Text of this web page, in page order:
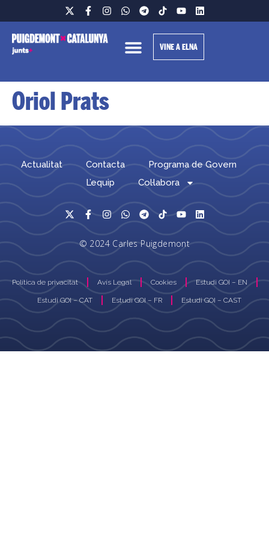
VINE A ELNA
Oriol Prats
Actualitat Contacta
Programa de Govern
L’equip
Col·labora
© 2024 Carles Puigdemont
Política de privacitat Avís Legal Cookies Estudi GOI – EN
Estudi GOI – CAT Estudi GOI – FR Estudi GOI – CAST